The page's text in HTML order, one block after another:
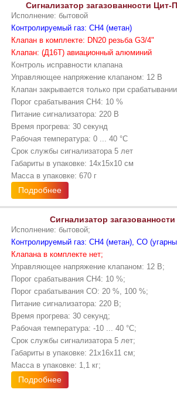
Сигнализатор загазованности
Исполнение: бытовой
Контролируемый газ: CH4 (метан)
Клапан в комплекте: DN20 резьба G3/4"
Клапан: (Д16Т) авиационный алюминий
Контроль исправности клапана
Управляющее напряжение клапаном: 12 В
Клапан закрывается только при срабатывании
Порог срабатывания CH4: 10 %
Питание сигнализатора: 220 В
Время прогрева: 30 секунд
Рабочая температура: 0 ... 40 °С
Срок службы сигнализатора 5 лет
Габариты в упаковке: 14х15х10 см
Масса в упаковке: 670 г
Подробнее
Сигнализатор
Исполнение: бытовой;
Контролируемый газ: CH4 (метан), CO
Клапана в комплекте нет;
Управляющее напряжение клапаном: 12 В;
Порог срабатывания CH4: 10 %;
Порог срабатывания CO: 20 %, 100 %;
Питание сигнализатора: 220 В;
Время прогрева: 30 секунд;
Рабочая температура: -10 ... 40 °С;
Срок службы сигнализатора 5 лет;
Габариты в упаковке: 21х16х11 см;
Масса в упаковке: 1,1 кг;
Подробнее